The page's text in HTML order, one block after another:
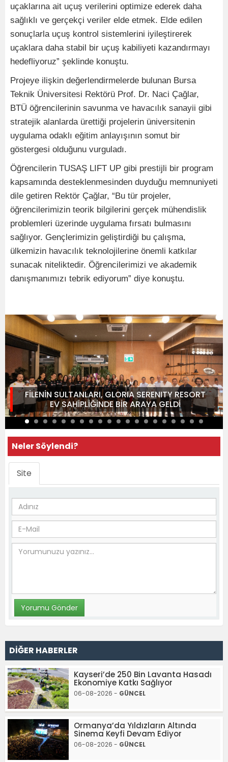
uçaklarına ait uçuş verilerini optimize ederek daha
sağlıklı ve gerçekçi veriler elde etmek. Elde edilen
sonuçlarla uçuş kontrol sistemlerini iyileştirerek
uçaklara daha stabil bir uçuş kabiliyeti kazandırmayı
hedefliyoruz” şeklinde konuştu.
Projeye ilişkin değerlendirmelerde bulunan Bursa
Teknik Üniversitesi Rektörü Prof. Dr. Naci Çağlar,
BTÜ öğrencilerinin savunma ve havacılık sanayii gibi
stratejik alanlarda ürettiği projelerin üniversitenin
uygulama odaklı eğitim anlayışının somut bir
göstergesi olduğunu vurguladı.
Öğrencilerin TUSAŞ LIFT UP gibi prestijli bir program
kapsamında desteklenmesinden duyduğu memnuniyeti
dile getiren Rektör Çağlar, “Bu tür projeler,
öğrencilerimizin teorik bilgilerini gerçek mühendislik
problemleri üzerinde uygulama fırsatı bulmasını
sağlıyor. Gençlerimizin geliştirdiği bu çalışma,
ülkemizin havacılık teknolojilerine önemli katkılar
sunacak niteliktedir. Öğrencilerimizi ve akademik
danışmanımızı tebrik ediyorum” diye konuştu.
FİLENİN SULTANLARI, GLORIA SERENITY RESORT
EV SAHİPLİĞİNDE BİR ARAYA GELDİ
Neler Söylendi?
Site
DİĞER HABERLER
Kayseri’de 250 Bin Lavanta Hasadı
Ekonomiye Katkı Sağlıyor
06-08-2026 - GÜNCEL
Ormanya’da Yıldızların Altında
Sinema Keyfi Devam Ediyor
06-08-2026 - GÜNCEL